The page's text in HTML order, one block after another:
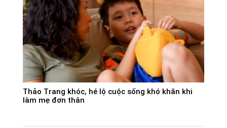
Thảo Trang khóc, hé lộ cuộc sống khó khăn khi
làm mẹ đơn thân